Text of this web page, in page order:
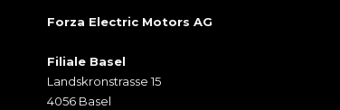
Forza Electric Motors AG
Filiale Basel
Landskronstrasse 15
4056 Basel